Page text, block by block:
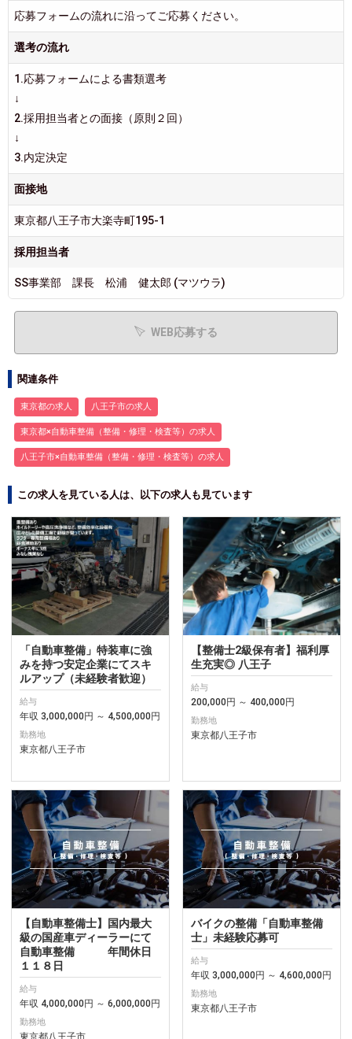
応募フォームの流れに沿ってご応募ください。
選考の流れ
1.応募フォームによる書類選考
↓
2.採用担当者との面接（原則２回）
↓
3.内定決定
面接地
東京都八王子市大楽寺町195-1
採用担当者
SS事業部 課長 松浦 健太郎 (マツウラ)
WEB応募する
関連条件
東京都の求人 八王子市の求人
東京都×自動車整備（整備・修理・検査等）の求人
八王子市×自動車整備（整備・修理・検査等）の求人
この求人を見ている人は、以下の求人も見ています
「自動車整備」特装車に強
みを持つ安定企業にてスキ
ルアップ（未経験者歓迎）
給与
年収 3,000,000円 ～ 4,500,000円
勤務地
東京都八王子市
【整備士2級保有者】福利厚
生充実◎ 八王子
給与
200,000円 ～ 400,000円
勤務地
東京都八王子市
【自動車整備士】国内最大
級の国産車ディーラーにて
自動車整備 年間休日
１１８日
給与
年収 4,000,000円 ～ 6,000,000円
勤務地
東京都八王子市
バイクの整備「自動車整備
士」未経験応募可
給与
年収 3,000,000円 ～ 4,600,000円
勤務地
東京都八王子市